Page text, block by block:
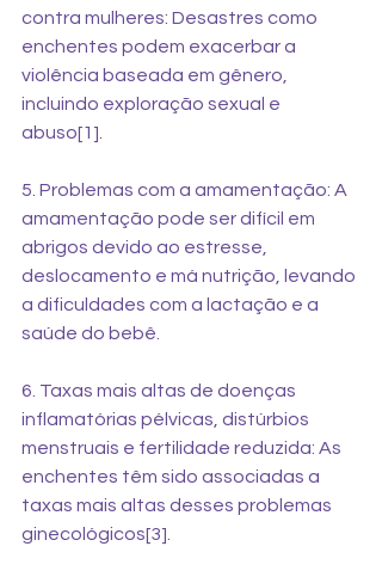
contra mulheres: Desastres como
enchentes podem exacerbar a
violência baseada em gênero,
incluindo exploração sexual e
abuso[1].
5. Problemas com a amamentação: A
amamentação pode ser difícil em
abrigos devido ao estresse,
deslocamento e má nutrição, levando
a dificuldades com a lactação e a
saúde do bebê.
6. Taxas mais altas de doenças
inflamatórias pélvicas, distúrbios
menstruais e fertilidade reduzida: As
enchentes têm sido associadas a
taxas mais altas desses problemas
ginecológicos[3].